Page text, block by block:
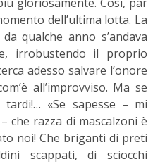
dell’ultima lotta. La
qualche anno s’andava
irrobustendo il proprio
adesso salvare l’onore
all’improvviso. Ma se
tardi!… «Se sapesse – mi
che razza di mascalzoni è
noi! Che briganti di preti
scappati, di sciocchi